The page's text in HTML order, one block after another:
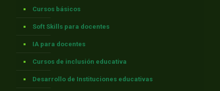
Cursos básicos
Soft Skills para docentes
IA para docentes
Cursos de inclusión educativa
Desarrollo de Instituciones educativas